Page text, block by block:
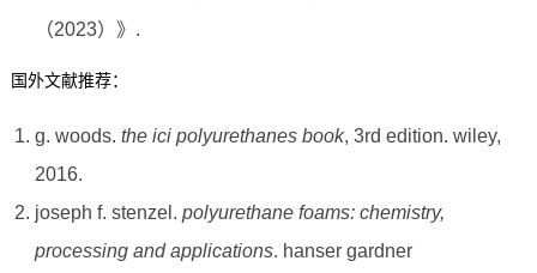
（2023）》.
国外文献推荐：
g. woods. the ici polyurethanes book, 3rd edition. wiley,
2016.
joseph f. stenzel. polyurethane foams: chemistry,
processing and applications. hanser gardner